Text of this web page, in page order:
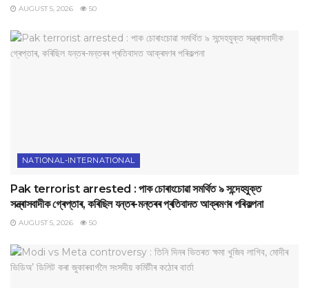
AUGUST 5, 2026 50
NATIONAL-INTERNATIONAL
Pak terrorist arrested : পাক চোৰাংচোৱা সমৰ্থিত ৯ সন্দেহযুক্ত
সন্ত্ৰাসবাদীক গ্ৰেপ্তাৰ, কৰিছিল যন্তৰ-মন্তৰৰ প্ৰতিবাদত আক্ৰমণৰ পৰিকল্পনা
AUGUST 5, 2026 50